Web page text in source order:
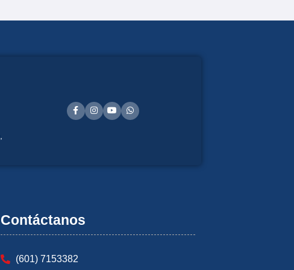
Contáctanos
(601) 7153382